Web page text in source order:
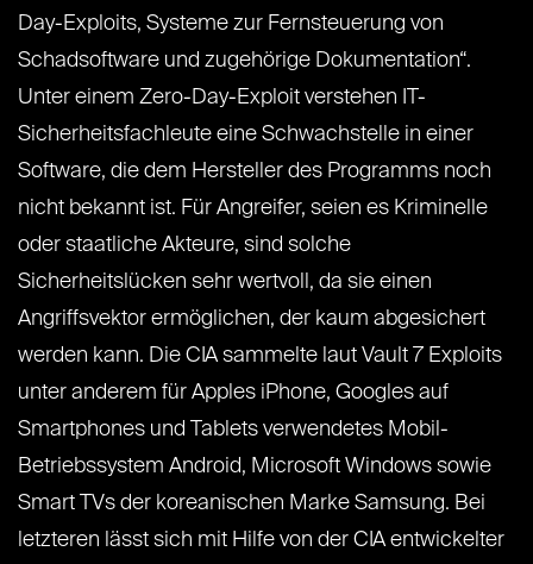
Day-Exploits, Systeme zur Fernsteuerung von
Schadsoftware und zugehörige Dokumentation“.
Unter einem Zero-Day-Exploit verstehen IT-
Sicherheitsfachleute eine Schwachstelle in einer
Software, die dem Hersteller des Programms noch
nicht bekannt ist. Für Angreifer, seien es Kriminelle
oder staatliche Akteure, sind solche
Sicherheitslücken sehr wertvoll, da sie einen
Angriffsvektor ermöglichen, der kaum abgesichert
werden kann. Die CIA sammelte laut Vault 7 Exploits
unter anderem für Apples iPhone, Googles auf
Smartphones und Tablets verwendetes Mobil-
Betriebssystem Android, Microsoft Windows sowie
Smart TVs der koreanischen Marke Samsung. Bei
letzteren lässt sich mit Hilfe von der CIA entwickelter